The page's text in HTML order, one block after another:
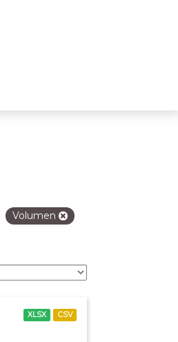
Volumen
XLSX CSV